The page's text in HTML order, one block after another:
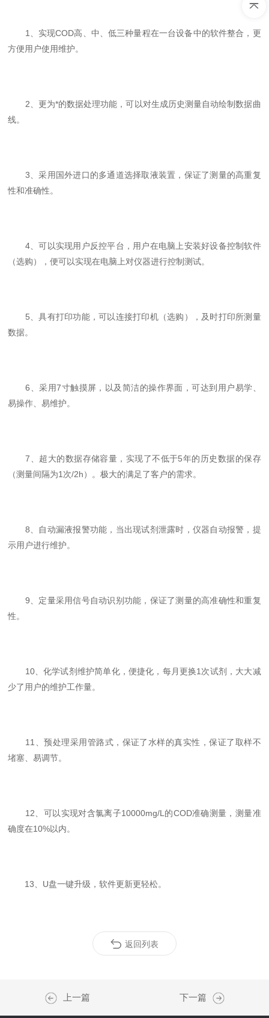
1、实现COD高、中、低三种量程在一台设备中的软件整合，更
方便用户使用维护。
2、更为*的数据处理功能，可以对生成历史测量自动绘制数据曲
线。
3、采用国外进口的多通道选择取液装置，保证了测量的高重复
性和准确性。
4、可以实现用户反控平台，用户在电脑上安装好设备控制软件
（选购），便可以实现在电脑上对仪器进行控制测试。
5、具有打印功能，可以连接打印机（选购），及时打印所测量
数据。
6、采用7寸触摸屏，以及简洁的操作界面，可达到用户易学、
易操作、易维护。
7、超大的数据存储容量，实现了不低于5年的历史数据的保存
（测量间隔为1次/2h）。极大的满足了客户的需求。
8、自动漏液报警功能，当出现试剂泄露时，仪器自动报警，提
示用户进行维护。
9、定量采用信号自动识别功能，保证了测量的高准确性和重复
性。
10、化学试剂维护简单化，便捷化，每月更换1次试剂，大大减
少了用户的维护工作量。
11、预处理采用管路式，保证了水样的真实性，保证了取样不
堵塞、易调节。
12、可以实现对含氯离子10000mg/L的COD准确测量，测量准
确度在10%以内。
13、U盘一键升级，软件更新更轻松。
返回列表
上一篇 下一篇